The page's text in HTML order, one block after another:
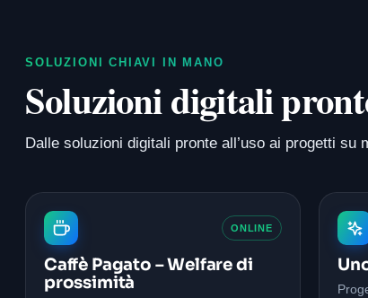
SOLUZIONI CHIAVI IN MANO
Soluzioni digitali
Dalle soluzioni digitali pronte all’uso ai progetti
ONLINE
Caffè Pagato – Welfare di
prossimità